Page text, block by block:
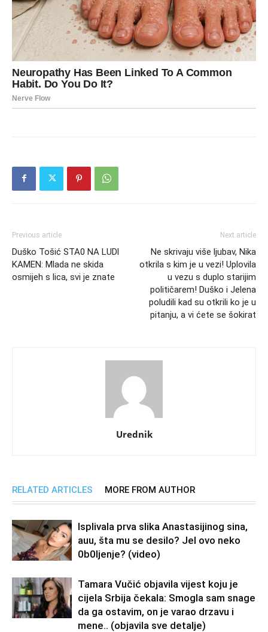
Previous article
Duško Tošić STA0 NA LUDl
KAMEN: Mlada ne skida
osmijeh s lica, svi je znate
Next article
Ne skrivaju više ljubav, Nika
otkrila s kim je u vezi! Uplovila
u vezu s duplo starijim
političarem! Duško i Jelena
poludili kad su otkrili ko je u
pitanju, a vi ćete se šokirat
Urednik
RELATED ARTICLES MORE FROM AUTHOR
Isplivala prva slika Anastasijinog sina,
auu, šta mu se desilo? Jel ovo neko
0b0Ijenje? (video)
Tamara Vučić objavila vijest koju je
cijela Srbija čekala: Smogla sam snage
da ga ostavim, on je varao drzavu i
mene.. (objavila sve detalje)